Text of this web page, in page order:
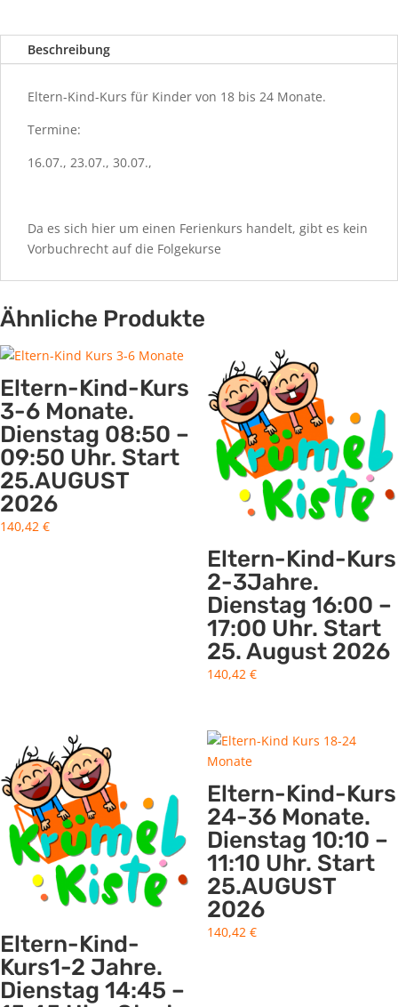
Beschreibung
Eltern-Kind-Kurs für Kinder von 18 bis 24 Monate.
Termine:
16.07., 23.07., 30.07.,
Da es sich hier um einen Ferienkurs handelt, gibt es kein
Vorbuchrecht auf die Folgekurse
Ähnliche Produkte
Eltern-Kind-Kurs
3-6 Monate.
Dienstag 08:50 –
09:50 Uhr. Start
25.AUGUST
2026
140,42 €
Eltern-Kind-Kurs
2-3Jahre.
Dienstag 16:00 –
17:00 Uhr. Start
25. August 2026
140,42 €
Eltern-Kind-
Kurs1-2 Jahre.
Dienstag 14:45 –
Eltern-Kind-Kurs
24-36 Monate.
Dienstag 10:10 –
11:10 Uhr. Start
25.AUGUST
2026
140,42 €